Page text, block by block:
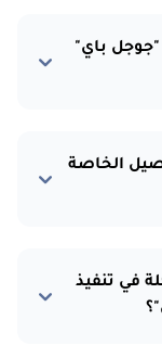
باي"
الخاصة
في تنفيذ